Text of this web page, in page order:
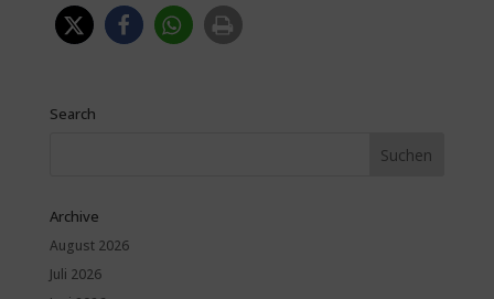
Search
Archive
August 2026
Juli 2026